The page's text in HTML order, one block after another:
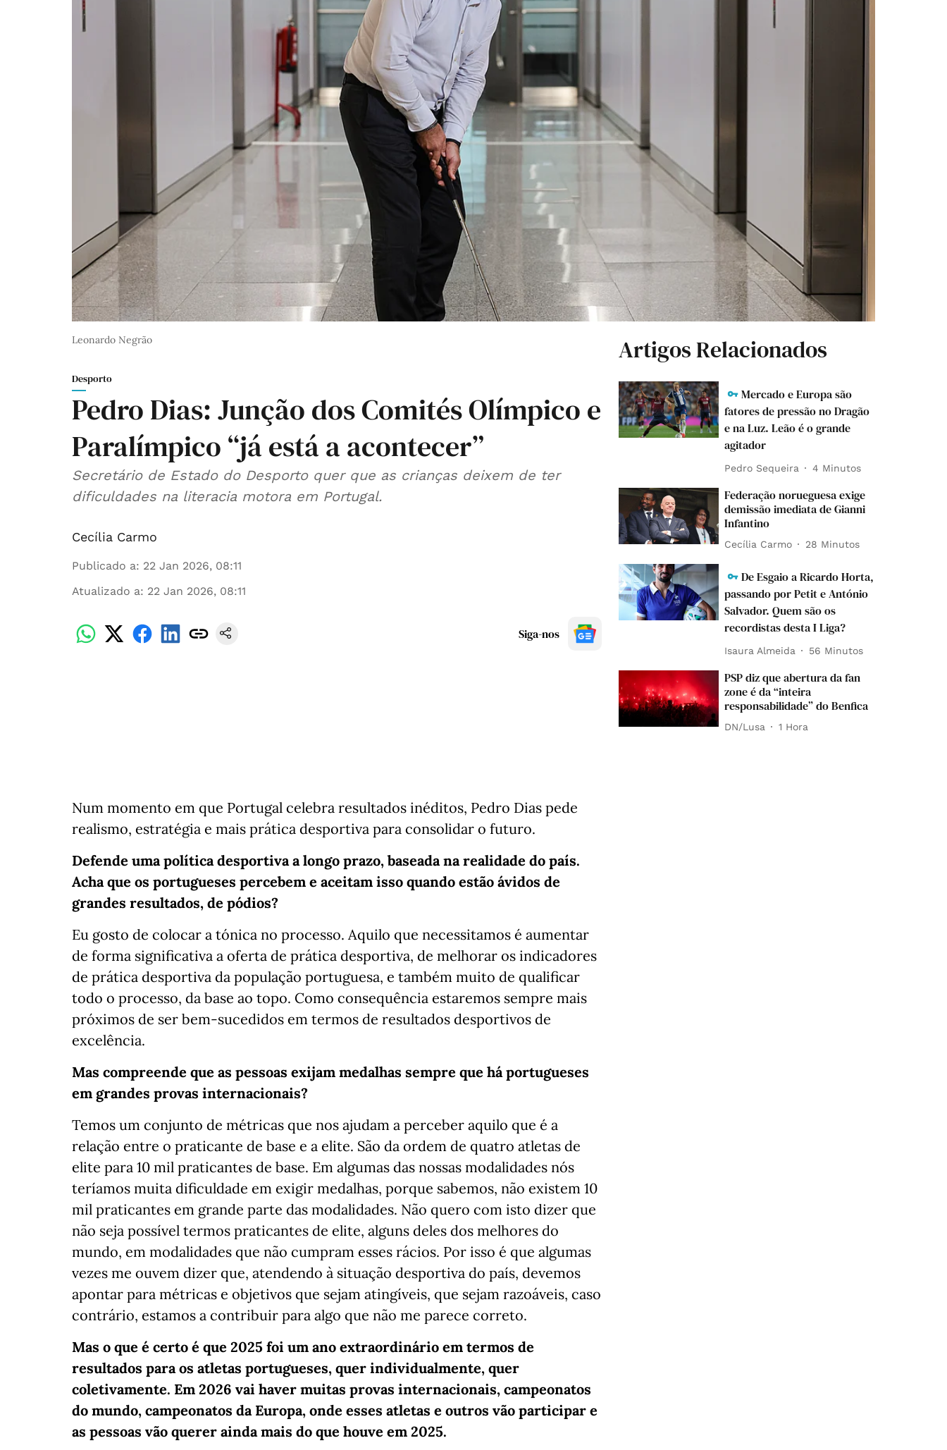
Leonardo Negrão
Desporto
Pedro Dias: Junção dos Comités Olímpico e
Paralímpico “já está a acontecer”
Secretário de Estado do Desporto quer que as crianças deixem de ter
dificuldades na literacia motora em Portugal.
Cecília Carmo
Publicado a: 22 Jan 2026, 08:11
Atualizado a: 22 Jan 2026, 08:11
Siga-nos
Num momento em que Portugal celebra resultados inéditos, Pedro Dias pede
realismo, estratégia e mais prática desportiva para consolidar o futuro.
Defende uma política desportiva a longo prazo, baseada na realidade do país.
Acha que os portugueses percebem e aceitam isso quando estão ávidos de
grandes resultados, de pódios?
Eu gosto de colocar a tónica no processo. Aquilo que necessitamos é aumentar
de forma significativa a oferta de prática desportiva, de melhorar os indicadores
de prática desportiva da população portuguesa, e também muito de qualificar
todo o processo, da base ao topo. Como consequência estaremos sempre mais
próximos de ser bem-sucedidos em termos de resultados desportivos de
excelência.
Mas compreende que as pessoas exijam medalhas sempre que há portugueses
em grandes provas internacionais?
Temos um conjunto de métricas que nos ajudam a perceber aquilo que é a
relação entre o praticante de base e a elite. São da ordem de quatro atletas de
elite para 10 mil praticantes de base. Em algumas das nossas modalidades nós
teríamos muita dificuldade em exigir medalhas, porque sabemos, não existem 10
mil praticantes em grande parte das modalidades. Não quero com isto dizer que
não seja possível termos praticantes de elite, alguns deles dos melhores do
mundo, em modalidades que não cumpram esses rácios. Por isso é que algumas
vezes me ouvem dizer que, atendendo à situação desportiva do país, devemos
apontar para métricas e objetivos que sejam atingíveis, que sejam razoáveis, caso
contrário, estamos a contribuir para algo que não me parece correto.
Mas o que é certo é que 2025 foi um ano extraordinário em termos de
resultados para os atletas portugueses, quer individualmente, quer
coletivamente. Em 2026 vai haver muitas provas internacionais, campeonatos
do mundo, campeonatos da Europa, onde esses atletas e outros vão participar e
as pessoas vão querer ainda mais do que houve em 2025.
Artigos Relacionados
Mercado e Europa são
fatores de pressão no Dragão
e na Luz. Leão é o grande
agitador
Pedro Sequeira 4 Minutos
Federação norueguesa exige
demissão imediata de Gianni
Infantino
Cecília Carmo 28 Minutos
De Esgaio a Ricardo Horta,
passando por Petit e António
Salvador. Quem são os
recordistas desta I Liga?
Isaura Almeida 56 Minutos
PSP diz que abertura da fan
zone é da “inteira
responsabilidade” do Benfica
DN/Lusa 1 Hora